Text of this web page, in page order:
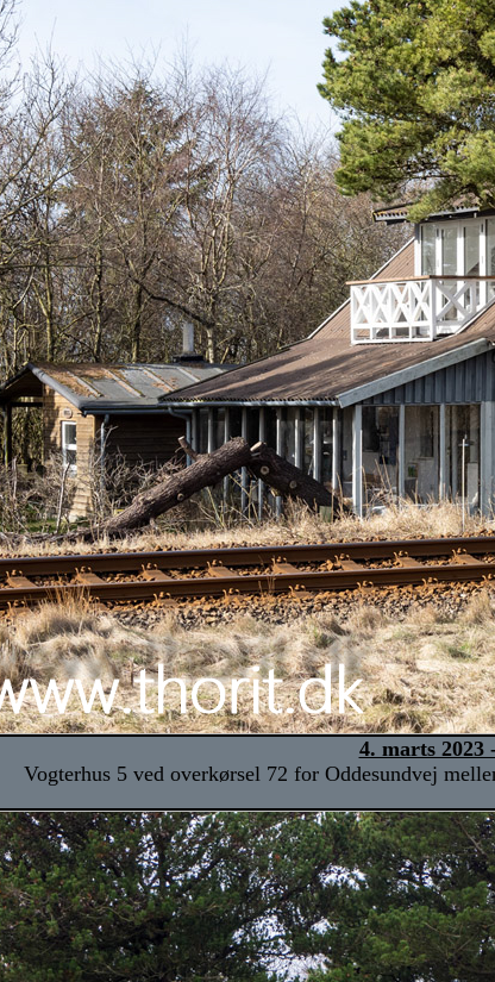
4. marts
Vogterhus 5 ved overkørsel 72 for Oddesundvej